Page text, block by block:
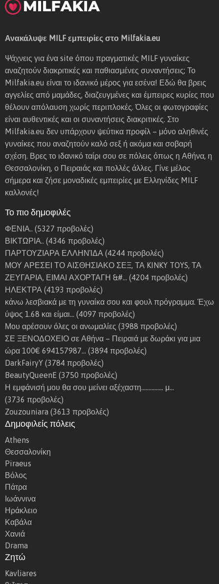
Ανακάλυψε MILF εμπειρίες στο Milfakia.eu
Ψάχνεις για ένα site όπου πραγματικές MILF γυναίκες
αναζητούν διακριτικές και παθιασμένες συναντήσεις; Το
Milfakia.eu είναι το ιδανικό μέρος για εσένα! Εδώ θα βρεις
αγγελίες από μαμάδες, διαζευγμένες και έμπειρες κυρίες που
θέλουν απόλαυση χωρίς περιπλοκές. Όλες οι φωτογραφίες
είναι αυθεντικές και οι συναντήσεις διακριτικές. Στο
Milfakia.eu δεν υπάρχουν ψεύτικα προφίλ – μόνο αληθινές
γυναίκες που αναζητούν καλό σεξ ή ακόμα και σοβαρή
σχέση. Βρες το ιδανικό ταίρι σου σε πόλεις όπως η Αθήνα, η
Θεσσαλονίκη, ο Πειραιάς και πολλές άλλες. Γίνε μέλος
σήμερα και ζήσε μοναδικές εμπειρίες με Ελληνίδες MILF
καλλονές!
Το πιο δημοφιλές
ΦΕΝΙΑ.. (5327 προβολές)
ΒΙΚΤΩΡΙΑ.. (4346 προβολές)
ΠΑΡΤΟΥΖΙΑΡΑ ΕΛΛΗΝΊΔΑ (4244 προβολές)
ΜΟΥ ΑΡΕΣΕΙ ΤΟ ΑΙΣΘΗΣΙΑΚΟ ΣΕΞ, ΤΑ KINKY TOYS, ΤΑ
ΖΕΥΓΑΡΙΑ, ΕΙΜΑΙ ΑΧΟΡΤΑΓΗ &#… (4204 προβολές)
ΗΛΕΚΤΡΑ (4193 προβολές)
κάνω λεσβιακά με τη γυναίκα σου και φουλ πρόγραμμα. Έχω
ύψος 1.68 και είμαι… (4097 προβολές)
Μου αρέσουν όλες οι ανωμαλίες (3988 προβολές)
ΣΕ ΞΕΝΟΔΟΧΕΙΟ σε Αθήνα – Πειραιά με δωράκι για μια
ώρα 100€ 694157987… (3894 προβολές)
DarkFairyY (3784 προβολές)
BeautyQueenE (3750 προβολές)
Η εμφάνισή μου θα σου μείνει αξέχαστη…………… μ…
(3736 προβολές)
Zouzouniara (3613 προβολές)
Δημοφιλείς πόλεις
Athens
Θεσσαλονίκη
Piraeus
Βόλος
Πάτρα
Ιωάννινα
Ηράκλειο
Καβάλα
Χανιά
Drama
Ζητώ
Kavliares